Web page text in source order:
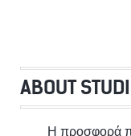
ABOUT
Η προσφορά